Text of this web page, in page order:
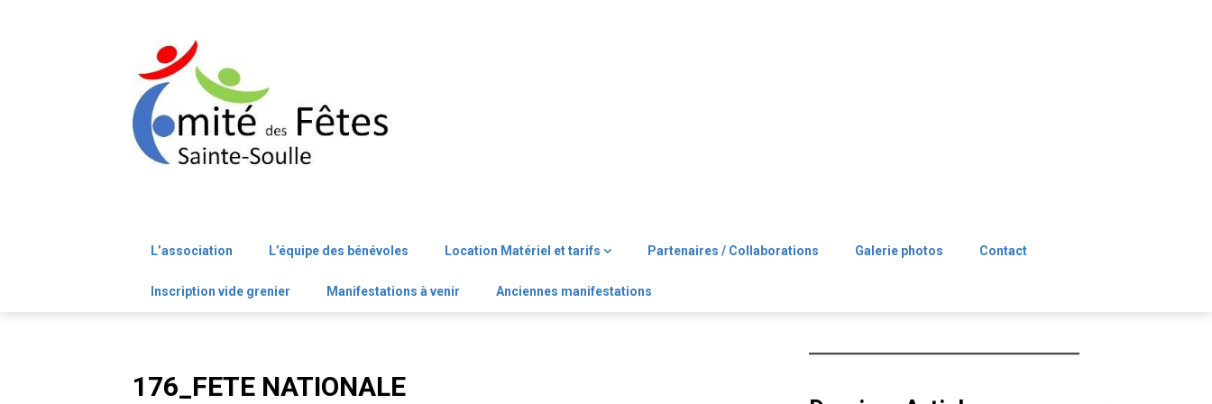
L’association L’équipe des bénévoles Location Matériel et tarifs Partenaires / Collaborations Galerie photos Contact
Inscription vide grenier Manifestations à venir Anciennes manifestations
176_FETE NATIONALE